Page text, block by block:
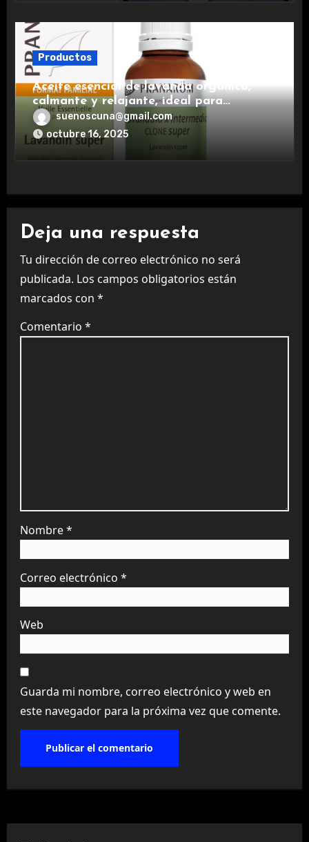
Productos
Aceite esencial de lavanda orgánico,
calmante y relajante, ideal para
aromaterapia.
suenoscuna@gmail.com
octubre 16, 2025
Deja una respuesta
Tu dirección de correo electrónico no será
publicada. Los campos obligatorios están
marcados con *
Comentario *
Nombre*
Correo electrónico *
Web
Guarda mi nombre, correo electrónico y web en
este navegador para la próxima vez que comente.